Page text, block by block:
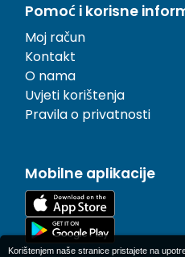
Pomoć i korisne
Moj račun
Kontakt
O nama
Uvjeti korištenja
Pravila o privatnosti
Mobilne aplikacije
Korištenjem naše stranice pristajete na